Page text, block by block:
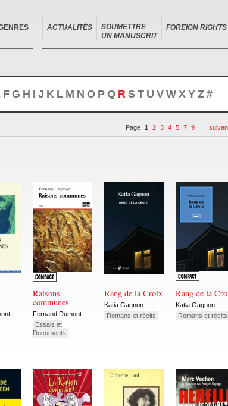
ACTUALITÉS
SOUMETTRE
UN MANUSCRIT
FOREIGN RIGHTS
F G H I J K L M N O P Q R S T U V W X Y Z #
Page 1 2 3 4 5 7 9
Raisons
communes
Fernand Dumont
Essais et
Documents
Rang de la Croix
Katia Gagnon
Romans et récits
Rang de la
Katia Gagnon
Romans et récits